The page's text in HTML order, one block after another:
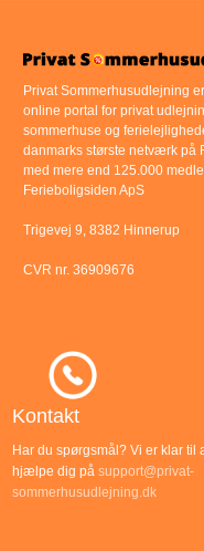
Privat Sommerhusudlejning
online portal for privat
sommerhuse og
danmarks største netværk på
med mere end 125.000
Ferieboligsiden ApS
Trigevej 9, 8382 Hinnerup
CVR nr. 36909676
Kontakt
Har du spørgsmål? Vi er klar til
hjælpe dig på support@privat-
sommerhusudlejning.dk